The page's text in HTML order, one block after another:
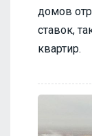
домов
ставок,
квартир.